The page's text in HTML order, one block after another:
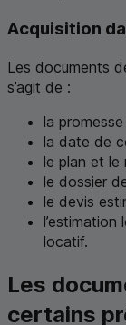
Acquisition
Les documents
s’agit de :
la
la date de
le plan et le
le dossier
le devis
l’estimation
locatif.
Les
certains